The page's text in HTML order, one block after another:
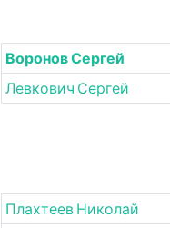
Воронов Сергей
Левкович Сергей
Плахтеев Николай